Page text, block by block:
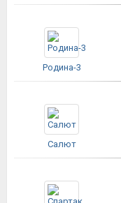
Родина-3
Салют